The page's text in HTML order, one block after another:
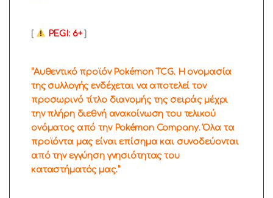
PEGI: 6+]
“Αυθεντικό προϊόν Pokémon TCG. Η ονομασία
της συλλογής ενδέχεται να αποτελεί τον
προσωρινό τίτλο διανομής της σειράς μέχρι
την πλήρη διεθνή ανακοίνωση του τελικού
ονόματος από την Pokémon Company. Όλα τα
προϊόντα μας είναι επίσημα και συνοδεύονται
από την εγγύηση γνησιότητας του
καταστήματός μας.”